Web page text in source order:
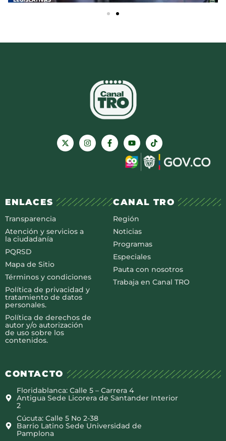
ENLACES
Transparencia
Atención y servicios a
la ciudadanía
PQRSD
Mapa de Sitio
Términos y condiciones
Política de privacidad y
tratamiento de datos
personales.
Política de derechos de
autor y/o autorización
de uso sobre los
contenidos.
CANAL TRO
Región
Noticias
Programas
Especiales
Pauta con nosotros
Trabaja en Canal TRO
CONTACTO
Floridablanca: Calle 5 – Carrera 4
Antigua Sede Licorera de Santander Interior
2
Cúcuta: Calle 5 No 2-38
Barrio Latino Sede Universidad de
Pamplona